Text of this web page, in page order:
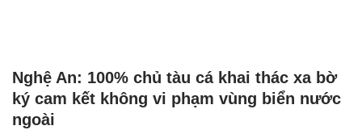
Nghệ An: 100% chủ tàu cá khai thác xa bờ
ký cam kết không vi phạm vùng biển nước
ngoài